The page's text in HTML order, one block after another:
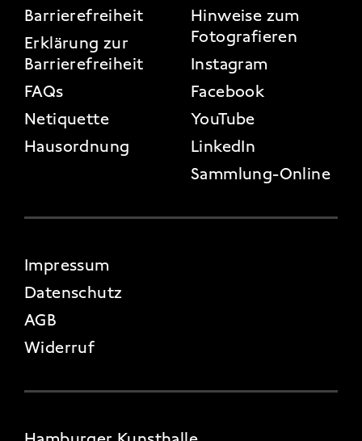
FOOTER 3
Barrierefreiheit
Erklärung zur
Barrierefreiheit
FAQs
Netiquette
Hausordnung
Hinweise zum
Fotografieren
Instagram
Facebook
YouTube
LinkedIn
Sammlung-Online
FOOTER 4
Impressum
Datenschutz
AGB
Widerruf